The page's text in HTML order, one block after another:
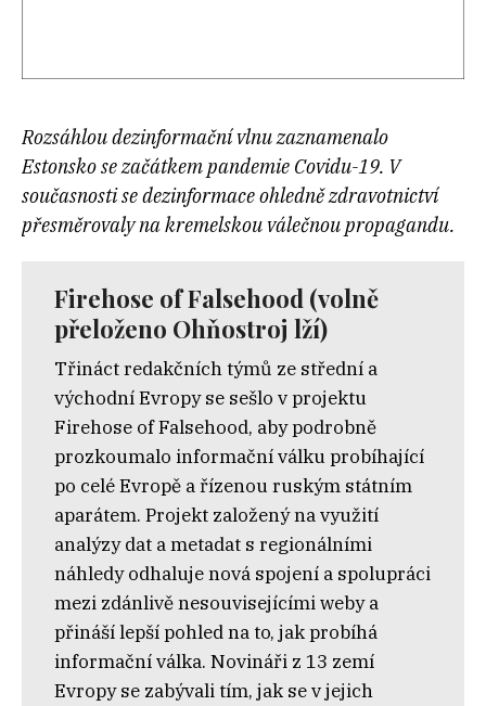
Rozsáhlou dezinformační vlnu zaznamenalo
Estonsko se začátkem pandemie Covidu-19. V
současnosti se dezinformace ohledně zdravotnictví
přesměrovaly na kremelskou válečnou propagandu.
Firehose of Falsehood (volně
přeloženo Ohňostroj lží)
Třináct redakčních týmů ze střední a
východní Evropy se sešlo v projektu
Firehose of Falsehood, aby podrobně
prozkoumalo informační válku probíhající
po celé Evropě a řízenou ruským státním
aparátem. Projekt založený na využití
analýzy dat a metadat s regionálními
náhledy odhaluje nová spojení a spolupráci
mezi zdánlivě nesouvisejícími weby a
přináší lepší pohled na to, jak probíhá
informační válka. Novináři z 13 zemí
Evropy se zabývali tím, jak se v jejich